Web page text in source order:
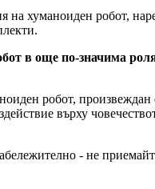
на хуманоиден робот,
в още по-значима
робот,
върху
- не